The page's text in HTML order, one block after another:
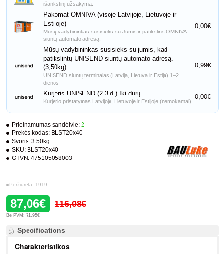
Prieinamumas sandėlyje: 2
Prekės kodas: BLST20x40
Svoris: 3.50kg
SKU: BLST20x40
GTVN: 475105058003
Peržiūrėta: 1919
87,06€ 116,08€
Be PVM: 71,95€
išankstinį užsakymą.
Pakomat OMNIVA (visoje Latvijoje, Lietuvoje ir
Estijoje)
Mūsų vadybininkas susisieks su Jumis ir patikslins OMNIVA
siuntų automato adresą.
0,00€
Mūsų vadybininkas susisieks su jumis, kad
patikslintų UNISEND siuntų automato adresą.
(3,50kg)
UNISEND siuntų terminalas (Latvija, Lietuva ir Estija) 1–2
dienos
0,99€
Kurjeris UNISEND (2-3 d.) Iki durų
Kurjerio pristatymas Latvijoje, Lietuvoje ir Estijoje (nemokamai)
0,00€
Specifications
Charakteristikos